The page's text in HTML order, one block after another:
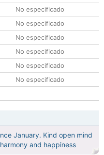
No especificado
No especificado
No especificado
No especificado
No especificado
No especificado
January. Kind open mind
and happiness